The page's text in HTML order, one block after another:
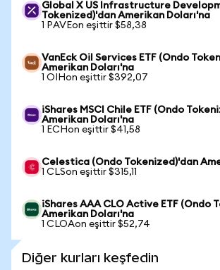
Global X US Infrastructure
Tokenized)'dan Amerikan Doları'na
1 PAVEon eşittir $58,38
VanEck Oil Services ETF (Ondo
Amerikan Doları'na
1 OIHon eşittir $392,07
iShares MSCI Chile ETF (Ondo
Amerikan Doları'na
1 ECHon eşittir $41,58
Celestica (Ondo Tokenized)'dan
1 CLSon eşittir $315,11
iShares AAA CLO Active ETF (Ondo
Amerikan Doları'na
1 CLOAon eşittir $52,74
Diğer kurları keşfedin